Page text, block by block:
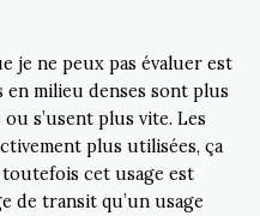
je ne peux pas évaluer est
milieu denses sont plus
s’usent plus vite. Les
plus utilisées, ça
toutefois cet usage est
de transit qu’un usage